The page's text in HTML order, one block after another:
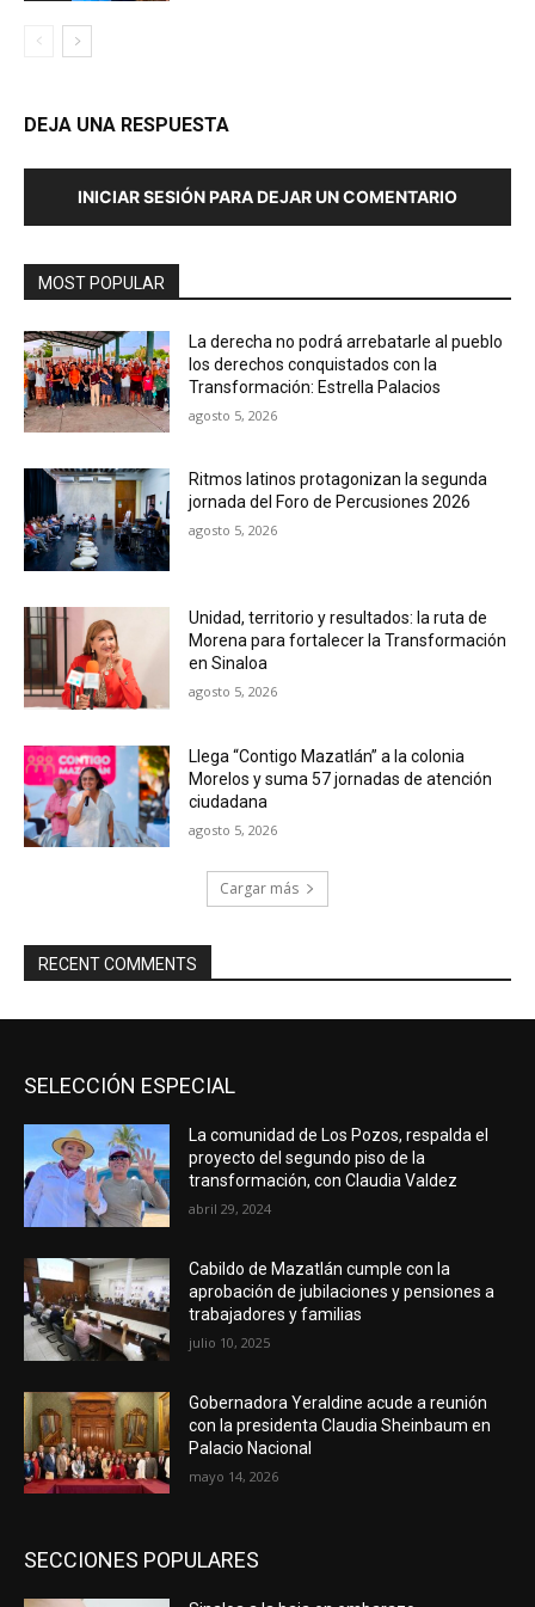
DEJA UNA RESPUESTA
INICIAR SESIÓN PARA DEJAR UN COMENTARIO
MOST POPULAR
La derecha no podrá arrebatarle al pueblo
los derechos conquistados con la
Transformación: Estrella Palacios
agosto 5, 2026
Ritmos latinos protagonizan la segunda
jornada del Foro de Percusiones 2026
agosto 5, 2026
Unidad, territorio y resultados: la ruta de
Morena para fortalecer la Transformación
en Sinaloa
agosto 5, 2026
Llega “Contigo Mazatlán” a la colonia
Morelos y suma 57 jornadas de atención
ciudadana
agosto 5, 2026
Cargar más
RECENT COMMENTS
SELECCIÓN ESPECIAL
La comunidad de Los Pozos, respalda el
proyecto del segundo piso de la
transformación, con Claudia Valdez
abril 29, 2024
Cabildo de Mazatlán cumple con la
aprobación de jubilaciones y pensiones a
trabajadores y familias
julio 10, 2025
Gobernadora Yeraldine acude a reunión
con la presidenta Claudia Sheinbaum en
Palacio Nacional
mayo 14, 2026
SECCIONES POPULARES